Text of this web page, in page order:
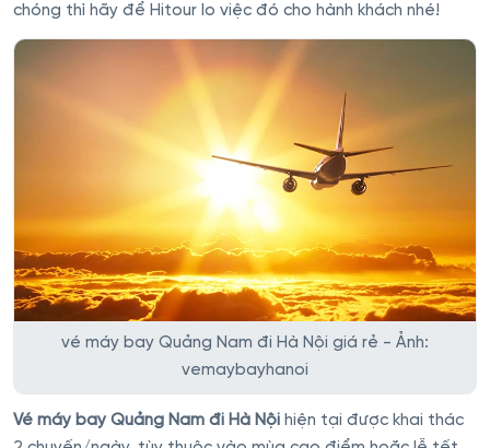
chóng thì hãy để Hitour lo việc đó cho hành khách nhé!
vé máy bay Quảng Nam đi Hà Nội giá rẻ - Ảnh:
vemaybayhanoi
Vé máy bay Quảng Nam đi Hà Nội hiện tại được khai thác